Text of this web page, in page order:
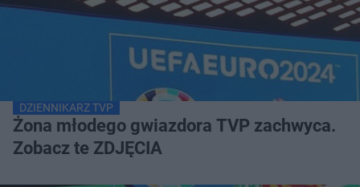
DZIENNIKARZ TVP
Żona młodego gwiazdora TVP zachwyca.
Zobacz te ZDJĘCIA